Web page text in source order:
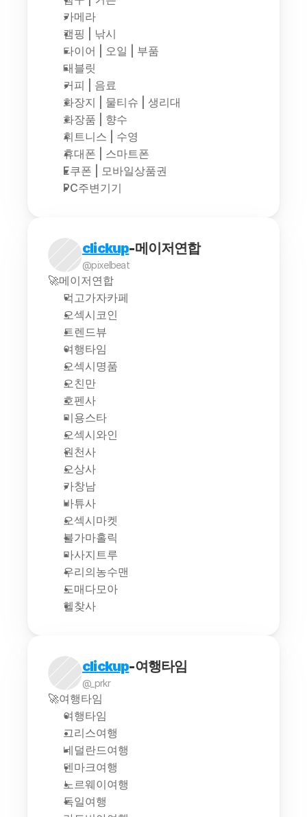
카메라
캠핑 | 낚시
타이어 | 오일 | 부품
태블릿
커피 | 음료
화장지 | 물티슈 | 생리대
화장품 | 향수
휘트니스 | 수영
휴대폰 | 스마트폰
E쿠폰 | 모바일상품권
PC주변기기
clickup-메이저연합
@pixelbeat
🚀메이저연합
먹고가자카페
오섹시코인
트렌드뷰
여행타임
오섹시명품
오친만
호펜사
미용스타
오섹시와인
원천사
오상사
카창남
바튜사
오섹시마켓
불가마홀릭
마사지트루
우리의농수맨
도매다모아
헬찾사
clickup-여행타임
@_prkr
🚀여행타임
여행타임
그리스여행
네덜란드여행
덴마크여행
노르웨이여행
독일여행